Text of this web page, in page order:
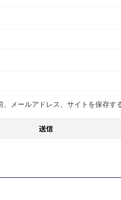
メールアドレス、サイトを保存する